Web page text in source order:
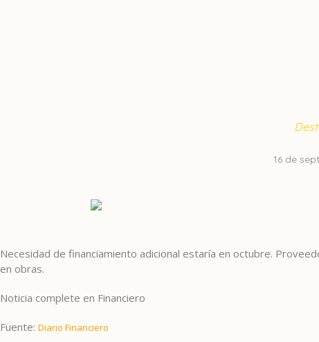
16 de
Necesidad de financiamiento adicional estaría en octubre.
en obras.
Noticia complete en Financiero
Fuente: Diario Financiero